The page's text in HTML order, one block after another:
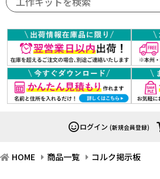
ログイン (新規会員登録)
HOME 商品一覧 コルク掲示板